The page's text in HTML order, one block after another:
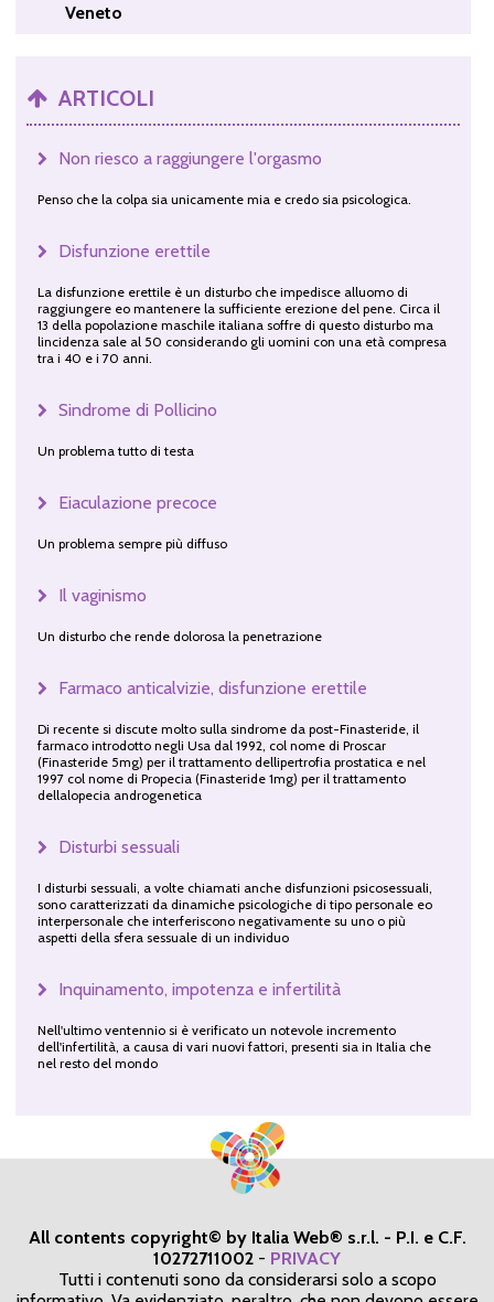
Veneto
ARTICOLI
Non riesco a raggiungere l'orgasmo
Penso che la colpa sia unicamente mia e credo sia psicologica.
Disfunzione erettile
La disfunzione erettile è un disturbo che impedisce alluomo di
raggiungere eo mantenere la sufficiente erezione del pene. Circa il
13 della popolazione maschile italiana soffre di questo disturbo ma
lincidenza sale al 50 considerando gli uomini con una età compresa
tra i 40 e i 70 anni.
Sindrome di Pollicino
Un problema tutto di testa
Eiaculazione precoce
Un problema sempre più diffuso
Il vaginismo
Un disturbo che rende dolorosa la penetrazione
Farmaco anticalvizie, disfunzione erettile
Di recente si discute molto sulla sindrome da post-Finasteride, il
farmaco introdotto negli Usa dal 1992, col nome di Proscar
(Finasteride 5mg) per il trattamento dellipertrofia prostatica e nel
1997 col nome di Propecia (Finasteride 1mg) per il trattamento
dellalopecia androgenetica
Disturbi sessuali
I disturbi sessuali, a volte chiamati anche disfunzioni psicosessuali,
sono caratterizzati da dinamiche psicologiche di tipo personale eo
interpersonale che interferiscono negativamente su uno o più
aspetti della sfera sessuale di un individuo
Inquinamento, impotenza e infertilità
Nell'ultimo ventennio si è verificato un notevole incremento
dell'infertilità, a causa di vari nuovi fattori, presenti sia in Italia che
nel resto del mondo
All contents copyright© by Italia Web® s.r.l. - P.I. e C.F.
10272711002 - PRIVACY
Tutti i contenuti sono da considerarsi solo a scopo